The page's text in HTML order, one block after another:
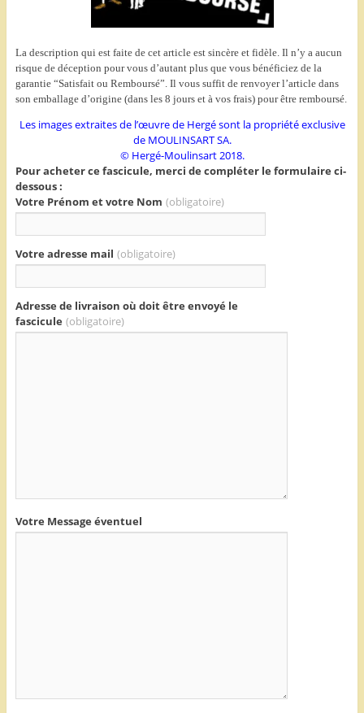
La description qui est faite de cet article est sincère et fidèle. Il n’y a aucun
risque de déception pour vous d’autant plus que vous bénéficiez de la
garantie “Satisfait ou Remboursé”. Il vous suffit de renvoyer l’article dans
son emballage d’origine (dans les 8 jours et à vos frais) pour être remboursé.
Les images extraites de l’œuvre de Hergé sont la propriété exclusive
de MOULINSART SA.
© Hergé-Moulinsart 2018.
Pour acheter ce fascicule, merci de compléter le formulaire ci-
dessous :
Votre Prénom et votre Nom (obligatoire)
Votre adresse mail (obligatoire)
Adresse de livraison où doit être envoyé le
fascicule (obligatoire)
Votre Message éventuel